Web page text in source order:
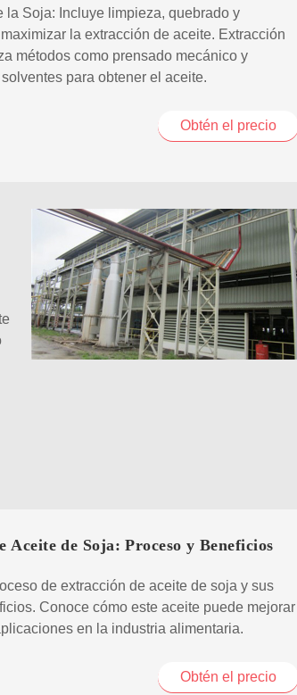
la Soja: Incluye limpieza, quebrado y
la extracción de aceite. Extracción
métodos como prensado mecánico y
para obtener el aceite.
Obtén el precio
Aceite de Soja: Proceso y Beneficios
de extracción de aceite de soja y sus
Conoce cómo este aceite puede mejorar
en la industria alimentaria.
Obtén el precio